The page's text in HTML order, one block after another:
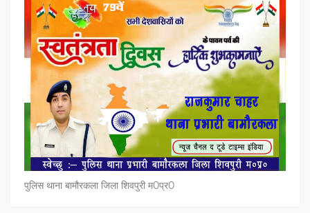
पुलिस थाना बामौरकला जिला शिवपुरी म0प्र0